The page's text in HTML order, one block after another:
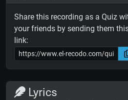
Share this recording as a Quiz
your friends by sending them
link:
Lyrics